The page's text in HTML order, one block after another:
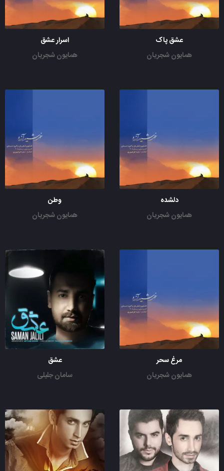
عشق پاک
همایون شجریان
اسرار عشق
همایون شجریان
دلشده
همایون شجریان
وطن
همایون شجریان
مرغ سحر
همایون شجریان
عشق
سامان جلیلی